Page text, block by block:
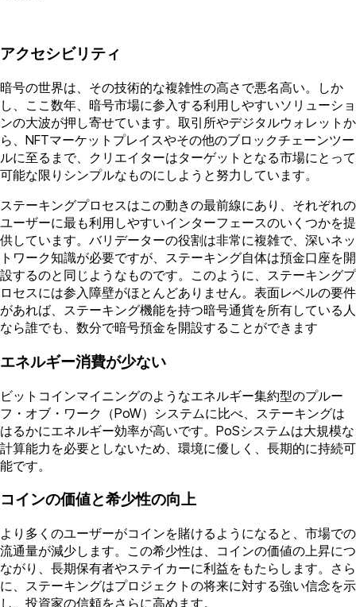
アクセシビリティ
暗号の世界は、その技術的な複雑性の高さで悪名高い。しか
し、ここ数年、暗号市場に参入する利用しやすいソリューショ
ンの大波が押し寄せています。取引所やデジタルウォレットか
ら、NFTマーケットプレイスやその他のブロックチェーンツー
ルに至るまで、クリエイターはターゲットとなる市場にとって
可能な限りシンプルなものにしようと努力しています。
ステーキングプロセスはこの動きの最前線にあり、それぞれの
ユーザーに最も利用しやすいインターフェースのいくつかを提
供しています。バリデーターの役割は非常に複雑で、深いネッ
トワーク知識が必要ですが、ステーキング自体は預金口座を開
設するのと同じようなものです。このように、ステーキングプ
ロセスには参入障壁がほとんどありません。表面レベルの要件
があれば、ステーキング機能を持つ暗号通貨を所有している人
なら誰でも、数分で暗号預金を開設することができます
エネルギー消費が少ない
ビットコインマイニングのようなエネルギー集約型のプルー
フ・オブ・ワーク（PoW）システムに比べ、ステーキングは
はるかにエネルギー効率が高いです。PoSシステムは大規模な
計算能力を必要としないため、環境に優しく、長期的に持続可
能です。
コインの価値と希少性の向上
より多くのユーザーがコインを賭けるようになると、市場での
流通量が減少します。この希少性は、コインの価値の上昇につ
ながり、長期保有者やステイカーに利益をもたらします。さら
に、ステーキングはプロジェクトの将来に対する強い信念を示
し、投資家の信頼をさらに高めます。